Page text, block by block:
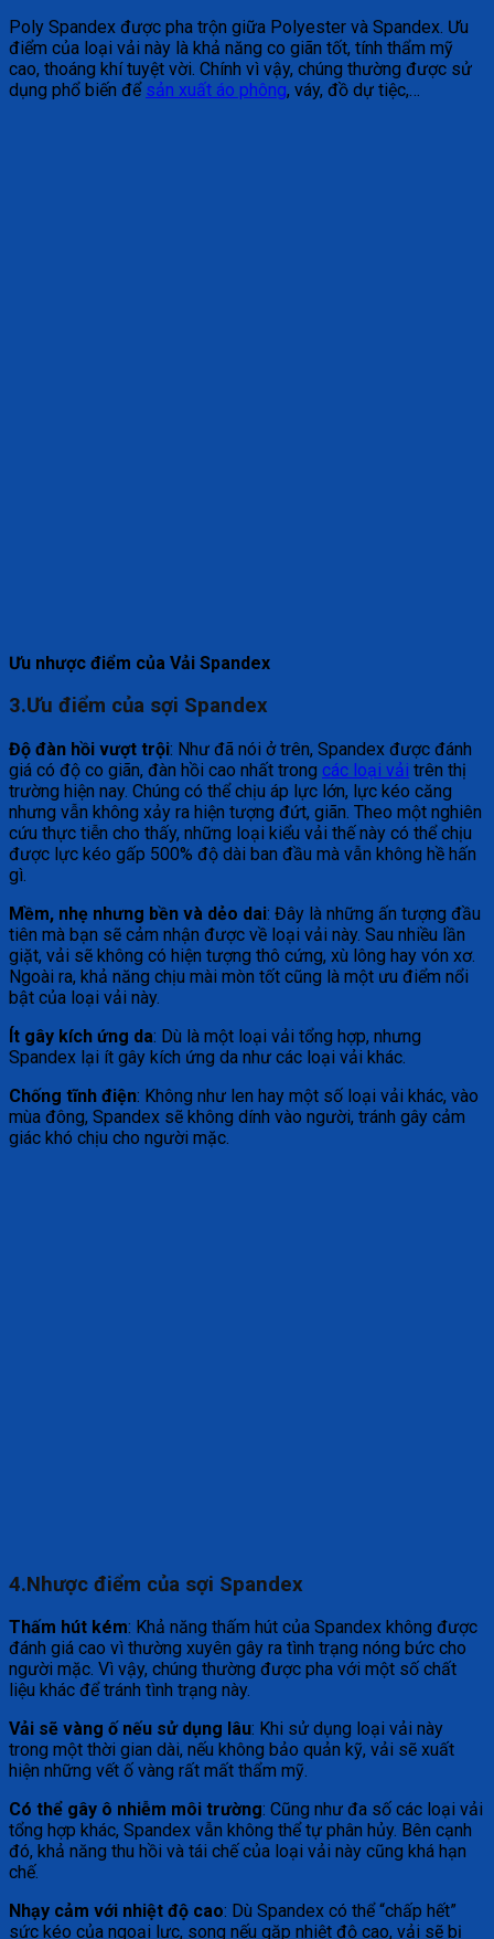
Poly Spandex được pha trộn giữa Polyester và Spandex. Ưu
điểm của loại vải này là khả năng co giãn tốt, tính thẩm mỹ
cao, thoáng khí tuyệt vời. Chính vì vậy, chúng thường được sử
dụng phổ biến để sản xuất áo phông, váy, đồ dự tiệc,…
Ưu nhược điểm của Vải Spandex
3.Ưu điểm của sợi Spandex
Độ đàn hồi vượt trội: Như đã nói ở trên, Spandex được đánh
giá có độ co giãn, đàn hồi cao nhất trong các loại vải trên thị
trường hiện nay. Chúng có thể chịu áp lực lớn, lực kéo căng
nhưng vẫn không xảy ra hiện tượng đứt, giãn. Theo một nghiên
cứu thực tiễn cho thấy, những loại kiểu vải thế này có thể chịu
được lực kéo gấp 500% độ dài ban đầu mà vẫn không hề hấn
gì.
Mềm, nhẹ nhưng bền và dẻo dai: Đây là những ấn tượng đầu
tiên mà bạn sẽ cảm nhận được về loại vải này. Sau nhiều lần
giặt, vải sẽ không có hiện tượng thô cứng, xù lông hay vón xơ.
Ngoài ra, khả năng chịu mài mòn tốt cũng là một ưu điểm nổi
bật của loại vải này.
Ít gây kích ứng da: Dù là một loại vải tổng hợp, nhưng
Spandex lại ít gây kích ứng da như các loại vải khác.
Chống tĩnh điện: Không như len hay một số loại vải khác, vào
mùa đông, Spandex sẽ không dính vào người, tránh gây cảm
giác khó chịu cho người mặc.
4.Nhược điểm của sợi Spandex
Thấm hút kém: Khả năng thấm hút của Spandex không được
đánh giá cao vì thường xuyên gây ra tình trạng nóng bức cho
người mặc. Vì vậy, chúng thường được pha với một số chất
liệu khác để tránh tình trạng này.
Vải sẽ vàng ố nếu sử dụng lâu: Khi sử dụng loại vải này
trong một thời gian dài, nếu không bảo quản kỹ, vải sẽ xuất
hiện những vết ố vàng rất mất thẩm mỹ.
Có thể gây ô nhiễm môi trường: Cũng như đa số các loại vải
tổng hợp khác, Spandex vẫn không thể tự phân hủy. Bên cạnh
đó, khả năng thu hồi và tái chế của loại vải này cũng khá hạn
chế.
Nhạy cảm với nhiệt độ cao: Dù Spandex có thể “chấp hết”
sức kéo của ngoại lực, song nếu gặp nhiệt độ cao, vải sẽ bị